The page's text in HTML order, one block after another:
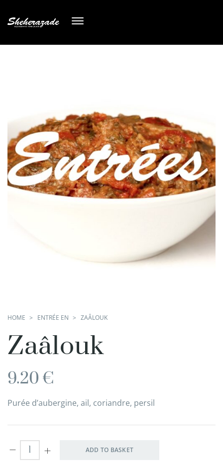
HOME ENTRÉE EN ZAÂLOUK
Zaâlouk
9.20 €
Purée d’aubergine, ail, coriandre, persil
ADD TO BASKET